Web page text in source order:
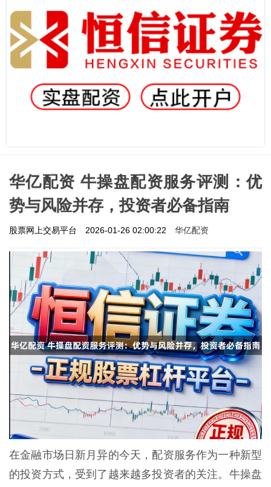
华亿配资 牛操盘配资服务评测：优
势与风险并存，投资者必备指南
股票网上交易平台 2026-01-26 02:00:22 华亿配资
在金融市场日新月异的今天，配资服务作为一种新型
的投资方式，受到了越来越多投资者的关注。牛操盘